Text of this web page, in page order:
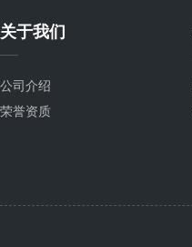
关于我们
公司介绍
荣誉资质